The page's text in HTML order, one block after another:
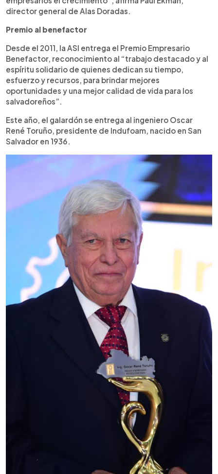
director general de Alas Doradas.
Premio al benefactor
Desde el 2011, la ASI entrega el Premio Empresario
Benefactor, reconocimiento al “trabajo destacado y al
espíritu solidario de quienes dedican su tiempo,
esfuerzo y recursos, para brindar mejores
oportunidades y una mejor calidad de vida para los
salvadoreños”.
Este año, el galardón se entrega al ingeniero Oscar
René Toruño, presidente de Indufoam, nacido en San
Salvador en 1936.